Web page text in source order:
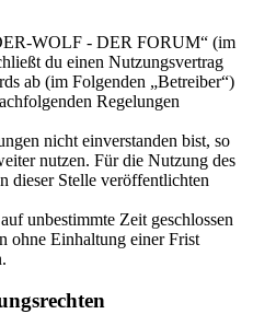
WOLF - DER FORUM“ (im
du einen Nutzungsvertrag
ab (im Folgenden „Betreiber“)
Regelungen
nicht einverstanden bist, so
nutzen. Für die Nutzung des
dieser Stelle veröffentlichten
unbestimmte Zeit geschlossen
ohne Einhaltung einer Frist